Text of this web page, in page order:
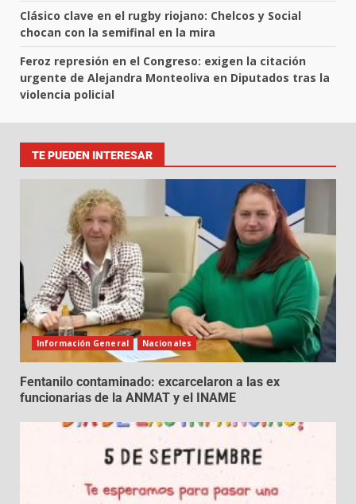
Clásico clave en el rugby riojano: Chelcos y Social
chocan con la semifinal en la mira
Feroz represión en el Congreso: exigen la citación
urgente de Alejandra Monteoliva en Diputados tras la
violencia policial
TE PUEDEN INTERESAR
Información General Nacionales
Fentanilo contaminado: excarcelaron a las ex
funcionarias de la ANMAT y el INAME